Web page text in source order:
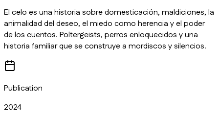
El celo es una historia sobre domesticación, maldiciones, la
animalidad del deseo, el miedo como herencia y el poder
de los cuentos. Poltergeists, perros enloquecidos y una
historia familiar que se construye a mordiscos y silencios.
Publication
2024